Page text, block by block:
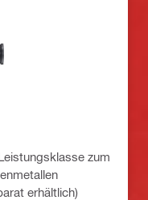
zum
erhältlich)